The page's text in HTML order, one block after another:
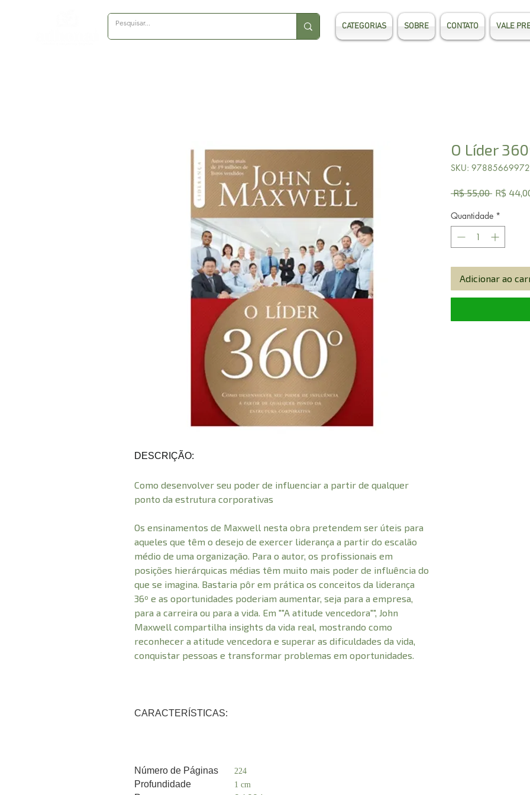
CATEGORIAS SOBRE CONTATO VALE
DESCRIÇÃO:
Como desenvolver seu poder de influenciar a partir de qualquer
ponto da estrutura corporativas
Os ensinamentos de Maxwell nesta obra pretendem ser úteis para
aqueles que têm o desejo de exercer liderança a partir do escalão
médio de uma organização. Para o autor, os profissionais em
posições hierárquicas médias têm muito mais poder de influência do
que se imagina. Bastaria pôr em prática os conceitos da liderança
36º e as oportunidades poderiam aumentar, seja para a empresa,
para a carreira ou para a vida. Em ""A atitude vencedora"", John
Maxwell compartilha insights da vida real, mostrando como
reconhecer a atitude vencedora e superar as dificuldades da vida,
conquistar pessoas e transformar problemas em oportunidades.
CARACTERÍSTICAS:
Número de Páginas 224
Profundidade 1 cm
O Líder
SKU:
R$ 55,00 Preço
R$
Quantidade *
Adicionar ao